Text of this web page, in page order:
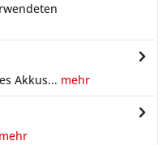
Akkus... mehr
mehr